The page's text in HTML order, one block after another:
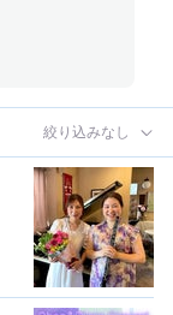
絞り込みなし